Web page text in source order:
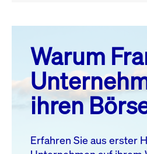
August 26
MO. DI. MI. DO.
3
4 5 6
Warum
ihren
Erfahren Sie aus erster